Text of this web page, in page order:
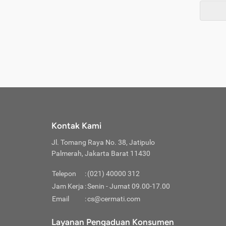
Kontak Kami
Jl. Tomang Raya No. 38, Jatipulo
Palmerah, Jakarta Barat 11430
Telepon :(021) 40000 312
Jam Kerja :Senin - Jumat 09.00-17.00
Email
:cs@cermati.com
Layanan Pengaduan Konsumen